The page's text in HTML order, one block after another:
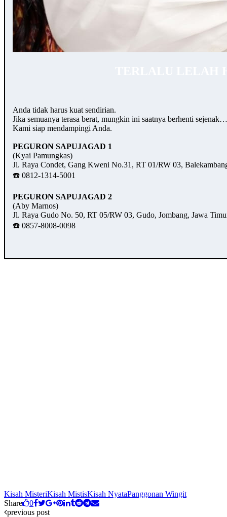
Anda tidak harus kuat sendirian.
Jika semuanya terasa berat, mungkin ini saatnya berhenti
Kami siap mendampingi Anda.
PEGURON SAPUJAGAD 1
(Kyai Pamungkas)
Jl. Raya Condet, Gang Kweni No.31, RT 01/RW 03,
☎️ 0812-1314-5001
PEGURON SAPUJAGAD 2
(Aby Marnos)
Jl. Raya Gudo No. 50, RT 05/RW 03, Gudo, Jombang, Jawa
☎️ 0857-8008-0098
Kisah MisteriKisah MistisKisah NyataPanggonan Wingit
Share
0
previous post